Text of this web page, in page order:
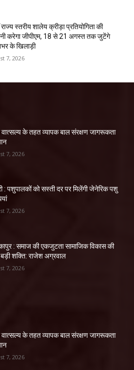
स्तरीय शालेय क्रीड़ा प्रतियोगिता की
करेगा जीपीएम, 18 से 21 अगस्त तक जुटेंगे
के खिलाड़ी
7, 2026
वात्सल्य के तहत व्यापक बाल संरक्षण जागरूकता
7, 2026
: पशुपालकों को सस्ती दर पर मिलेंगी जेनेरिक पशु
7, 2026
: समाज की एकजुटता सामाजिक विकास की
शक्ति: राजेश अग्रवाल
7, 2026
वात्सल्य के तहत व्यापक बाल संरक्षण जागरूकता
7, 2026